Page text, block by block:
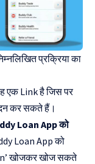
प्रक्रिया का
एक Link है जिस पर
कर सकते हैं।
Loan App को
Loan App को
खोजकर खोज सकते